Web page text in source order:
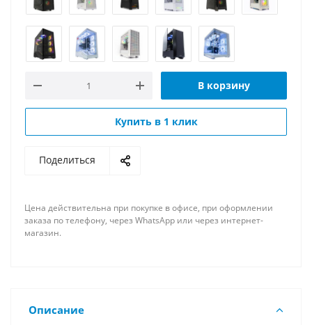
В корзину
Купить в 1 клик
Поделиться
Цена действительна при покупке в офисе, при оформлении
заказа по телефону, через WhatsApp или через интернет-
магазин.
Описание